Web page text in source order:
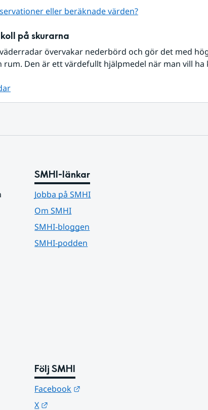
eller beräknade värden?
på skurarna
övervakar nederbörd och gör det med
rum. Den är ett värdefullt hjälpmedel när man vill ha
SMHI-länkar
Jobba på SMHI
Om SMHI
SMHI-bloggen
SMHI-podden
Följ SMHI
Facebook
X